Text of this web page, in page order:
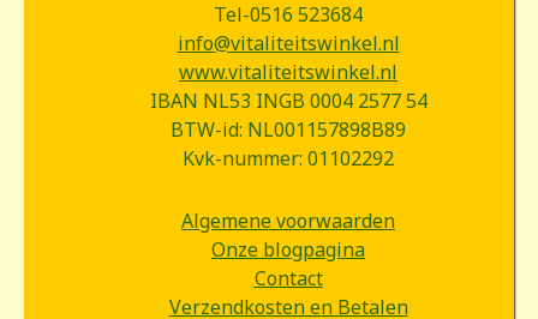
Tel-0516 523684
info@vitaliteitswinkel.nl
www.vitaliteitswinkel.nl
IBAN NL53 INGB 0004 2577 54
BTW-id: NL001157898B89
Kvk-nummer: 01102292
Algemene voorwaarden
Onze blogpagina
Contact
Verzendkosten en Betalen